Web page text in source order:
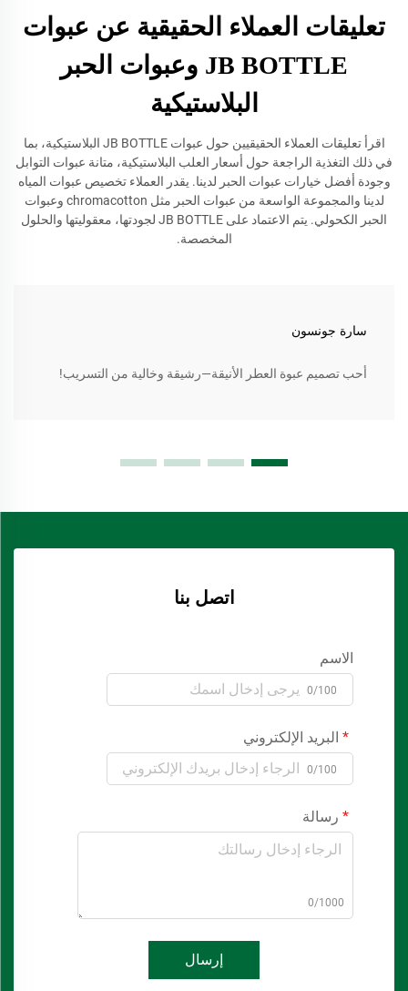
تعليقات العملاء الحقيقية عن عبوات
JB BOTTLE وعبوات الحبر
البلاستيكية
اقرأ تعليقات العملاء الحقيقيين حول عبوات JB BOTTLE البلاستيكية، بما
في ذلك التغذية الراجعة حول أسعار العلب البلاستيكية، متانة عبوات التوابل
وجودة أفضل خيارات عبوات الحبر لدينا. يقدر العملاء تخصيص عبوات المياه
لدينا والمجموعة الواسعة من عبوات الحبر مثل chromacotton وعبوات
الحبر الكحولي. يتم الاعتماد على JB BOTTLE لجودتها، معقوليتها والحلول
المخصصة.
سارة جونسون
أحب تصميم عبوة العطر الأنيقة—رشيقة وخالية من التسريب!
اتصل بنا
الاسم
0/100
البريد الإلكتروني
0/100
رسالة
0/1000
إرسال